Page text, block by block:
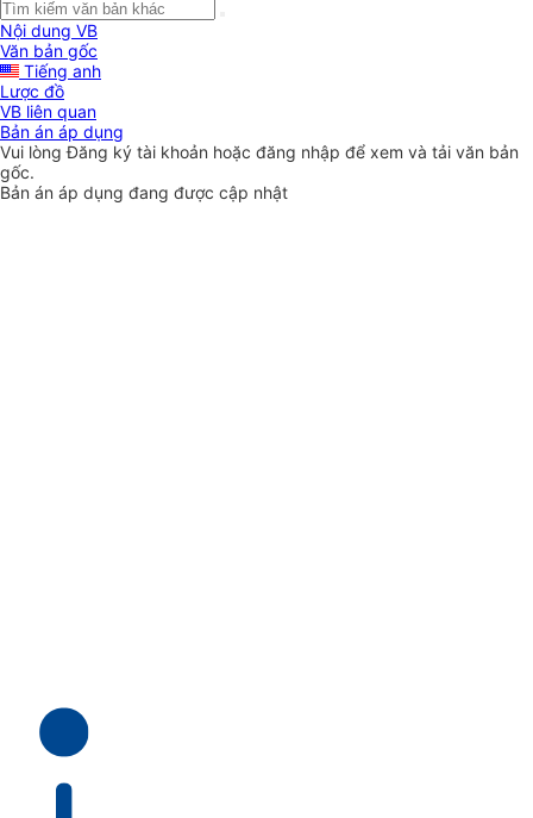
Nội dung VB
Văn bản gốc
Tiếng anh
Lược đồ
VB liên quan
Bản án áp dụng
Vui lòngĐăng ký tài khoản hoặc đăng nhập để xem và tải văn bản
gốc.
Bản án áp dụng đang được cập nhật